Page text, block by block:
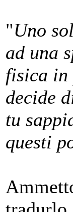
"Uno
ad una
fisica in
decide
tu
questi